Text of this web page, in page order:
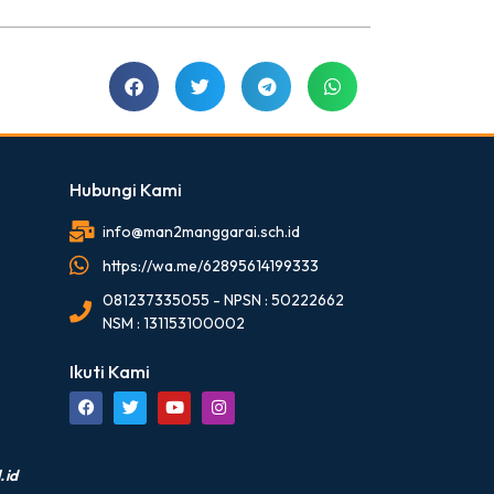
Hubungi Kami
info@man2manggarai.sch.id
https://wa.me/62895614199333
081237335055 - NPSN : 50222662
NSM : 131153100002
Ikuti Kami